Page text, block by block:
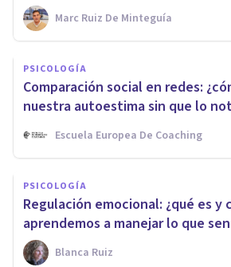
Marc Ruiz De Minteguía
PSICOLOGÍA
Comparación social en redes:
nuestra autoestima sin que lo
Escuela Europea De Coaching
PSICOLOGÍA
Regulación emocional: ¿qué es y
aprendemos a manejar lo que
Blanca Ruiz